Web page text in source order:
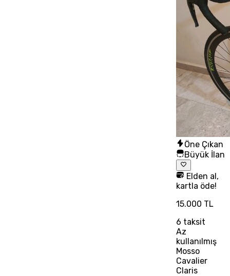
Öne Çıkan
Büyük İlan
Elden al,
kartla öde!
15.000 TL
6 taksit
Az
kullanılmış
Mosso
Cavalier
Claris